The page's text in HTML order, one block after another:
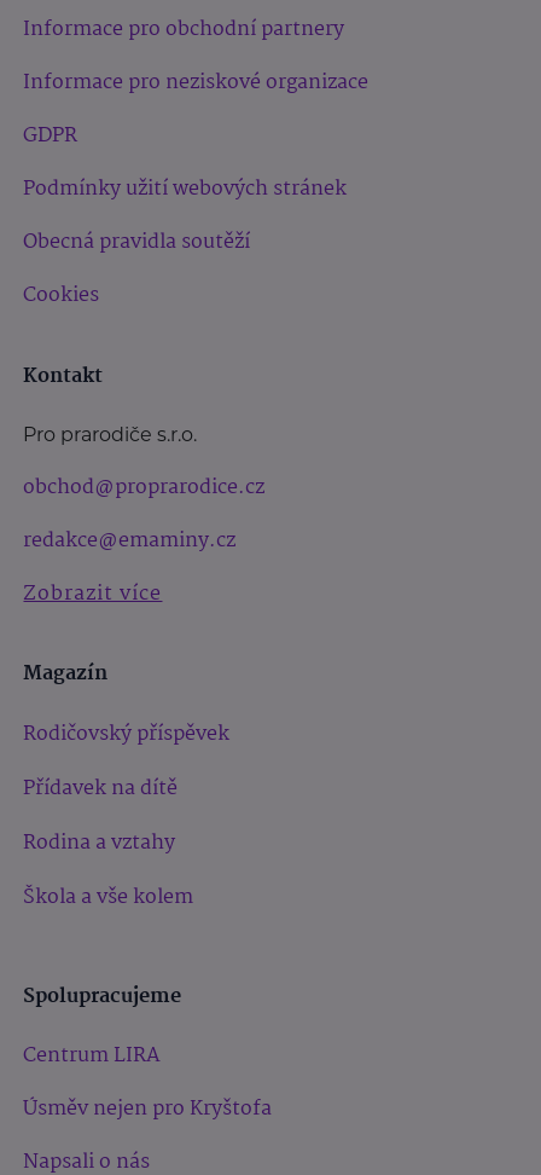
Informace pro obchodní partnery
Informace pro neziskové organizace
GDPR
Podmínky užití webových stránek
Obecná pravidla soutěží
Cookies
Kontakt
Pro prarodiče s.r.o.
obchod@proprarodice.cz
redakce@emaminy.cz
Zobrazit více
Magazín
Rodičovský příspěvek
Přídavek na dítě
Rodina a vztahy
Škola a vše kolem
Spolupracujeme
Centrum LIRA
Úsměv nejen pro Kryštofa
Napsali o nás